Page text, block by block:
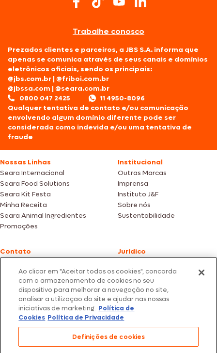
Sabor característico do molho Buffalo, com
pimenta, manteiga e outros temperos que
deixam a coxinha da asa ainda mais suculenta;
Carne macia e saborosa, facilitando o preparo
em churrasqueiras, fornos ou até mesmo na air
fryer;
Ideal para o churrasco gourmet, a Coxinha da
Asa Buffalo Wings também é uma ótima
sugestão para ideias de almoço rápido e
prático.
sabor ainda mais
Trabalhe conosco
Prezados clientes e parceiros, a JBS S.A. informa que
apenas se comunica através de seus canais e domínios
eletrônicos oficiais, sendo os principais:
@jbs.com.br |@friboi.com.br
@jbssa.com |@seara.com.br
0800 047 2425
11 4950-8096
Qualquer tentativa de contato e/ou comunicação
envolvendo algum domínio diferente pode ser
considerada como indevida e/ou uma tentativa de
fraude
Nossas Linhas
Seara Internacional
Seara Food Solutions
Seara Kit Festa
Minha Receita
Seara Animal Ingredientes
Promoções
Institucional
Outras Marcas
Imprensa
Instituto J&F
Sobre nós
Sustentabilidade
Contato
SAC: +55 0800 047 2425
Jurídico
Política de privacidade
Fotos meramente ilustrativas | Ofertas válidas enquanto durarem os
estoques dos nossos parceiros | Vendas sujeitas a análise e confirmação
de dados.
Os preços, promoções e condições de pagamento são válidos
exclusivamente para compras efetuadas em nossos parceiros.
Todos os produtos estão sujeitos a disponibilidade de estoque.
Ao clicar em "Aceitar todos os cookies", concorda
com o armazenamento de cookies no seu
dispositivo para melhorar a navegação no site,
analisar a utilização do site e ajudar nas nossas
iniciativas de marketing. Política de
Cookies Política de Privacidade
Definições de cookies